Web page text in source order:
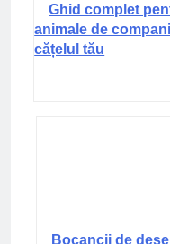
Ghid complet
animale de
cățelul tău
Bocancii de